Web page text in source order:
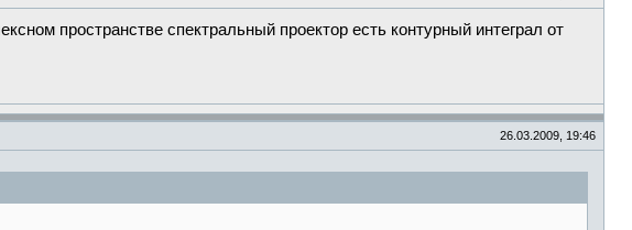
пространстве спектральный проектор есть контурный интеграл от
26.03.2009, 19:46